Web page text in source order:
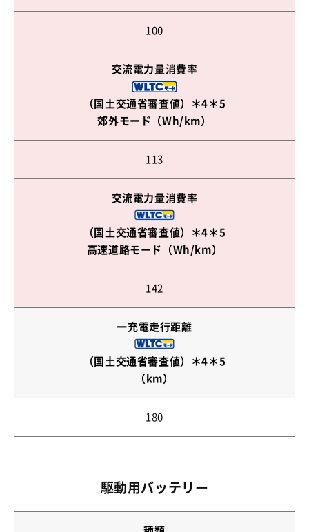
100
交流電力量消費率
（国土交通省審査値）＊4＊5
郊外モード（Wh/km）
113
交流電力量消費率
（国土交通省審査値）＊4＊5
高速道路モード（Wh/km）
142
一充電走行距離
（国土交通省審査値）＊4＊5
（km）
180
駆動用バッテリー